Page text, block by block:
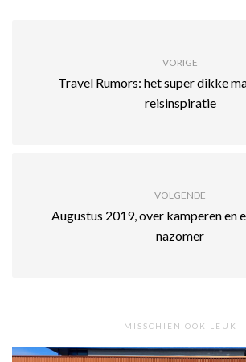
VORIGE
Travel Rumors: het super dikke
reisinspiratie
VOLGENDE
Augustus 2019, over kamperen en
nazomer
MISSCHIEN OOK LEUK